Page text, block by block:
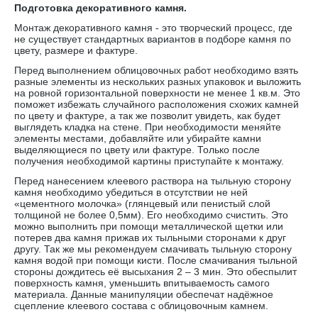
Подготовка декоративного камня.
Монтаж декоративного камня - это творческий процесс, где
не существует стандартных вариантов в подборе камня по
цвету, размере и фактуре.
Перед выполнением облицовочных работ необходимо взять
разные элементы из нескольких разных упаковок и выложить
на ровной горизонтальной поверхности не менее 1 кв.м. Это
поможет избежать случайного расположения схожих камней
по цвету и фактуре, а так же позволит увидеть, как будет
выглядеть кладка на стене. При необходимости меняйте
элементы местами, добавляйте или убирайте камни
выделяющиеся по цвету или фактуре. Только после
получения необходимой картины приступайте к монтажу.
Перед нанесением клеевого раствора на тыльную сторону
камня необходимо убедиться в отсутствии не ней
«цементного молочка» (глянцевый или пенистый слой
толщиной не более 0,5мм). Его необходимо счистить. Это
можно выполнить при помощи металлической щетки или
потерев два камня прижав их тыльными сторонами к друг
другу. Так же мы рекомендуем смачивать тыльную сторону
камня водой при помощи кисти. После смачивания тыльной
стороны дождитесь её высыхания 2 – 3 мин. Это обеспылит
поверхность камня, уменьшить впитываемость самого
материала. Данные манипуляции обеспечат надёжное
сцепление клеевого состава с облицовочным камнем.